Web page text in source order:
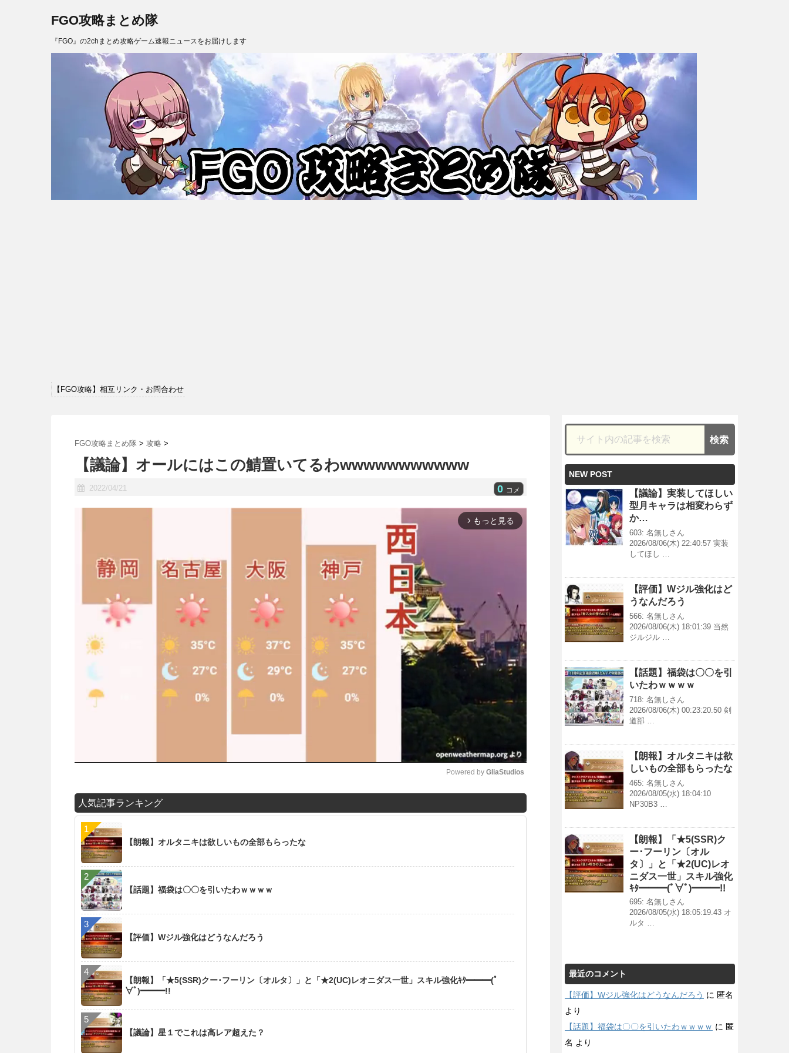
FGO攻略まとめ隊
『FGO』の2chまとめ攻略ゲーム速報ニュースをお届けします
【FGO攻略】相互リンク・お問合わせ
FGO攻略まとめ隊 > 攻略 >
【議論】オールにはこの鯖置いてるわwwwwwwwwwww
2022/04/21 0 コメ
arrow_forward_ios もっと見る
Powered by GliaStudios
人気記事ランキング
【朗報】オルタニキは欲しいもの全部もらったな
【話題】福袋は〇〇を引いたわｗｗｗｗ
【評価】Wジル強化はどうなんだろう
【朗報】「★5(SSR)クー･フーリン〔オルタ〕」と「★2(UC)レオニダス一世」スキル強化ｷﾀ━━━(ﾟ
∀ﾟ)━━━!!
【議論】星１でこれは高レア超えた？
NEW POST
【議論】実装してほしい
型月キャラは相変わらず
か…
603: 名無しさん
2026/08/06(木) 22:40:57 実装
してほし …
【評価】Wジル強化はど
うなんだろう
566: 名無しさん
2026/08/06(木) 18:01:39 当然
ジルジル …
【話題】福袋は〇〇を引
いたわｗｗｗｗ
718: 名無しさん
2026/08/06(木) 00:23:20.50 剣
道部 …
【朗報】オルタニキは欲
しいもの全部もらったな
465: 名無しさん
2026/08/05(水) 18:04:10
NP30B3 …
【朗報】「★5(SSR)ク
ー･フーリン〔オル
タ〕」と「★2(UC)レオ
ニダス一世」スキル強化
ｷﾀ━━━(ﾟ∀ﾟ)━━━!!
695: 名無しさん
2026/08/05(水) 18:05:19.43 オ
ルタ …
最近のコメント
【評価】Wジル強化はどうなんだろう に 匿名
より
【話題】福袋は〇〇を引いたわｗｗｗｗ に 匿
名 より